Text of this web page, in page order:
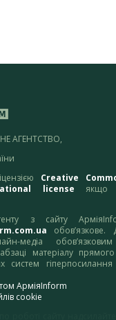
АГЕНТСТВО,
Creative
license якщо
з сайту
обов’язкове.
медіа
матеріалу
систем
АрміяInform
cookie